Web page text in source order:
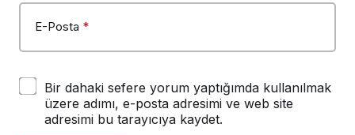
E-Posta *
Bir dahaki sefere yorum yaptığımda kullanılmak
üzere adımı, e-posta adresimi ve web site
adresimi bu tarayıcıya kaydet.